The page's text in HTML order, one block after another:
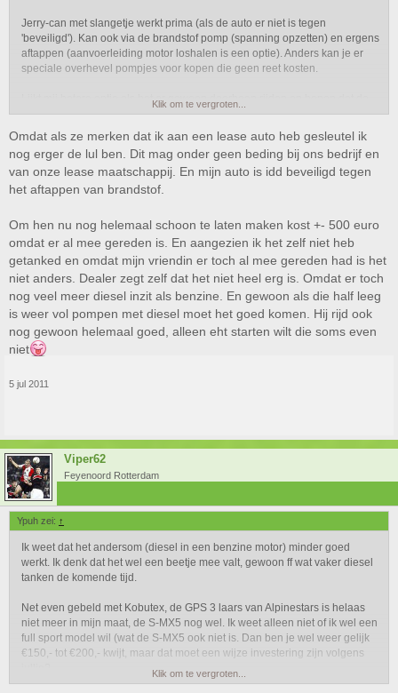
Jerry-can met slangetje werkt prima (als de auto er niet is tegen
'beveiligd'). Kan ook via de brandstof pomp (spanning opzetten) en ergens
aftappen (aanvoerleiding motor loshalen is een optie). Anders kan je er
speciale overhevel pompjes voor kopen die geen reet kosten.
Lijkt mij betere optie als het er gewoon doorheen rijden en hopen dat de
motor zich niet verslikt of ergens vervuild
Klik om te vergroten...
Omdat als ze merken dat ik aan een lease auto heb gesleutel ik
nog erger de lul ben. Dit mag onder geen beding bij ons bedrijf en
van onze lease maatschappij. En mijn auto is idd beveiligd tegen
het aftappen van brandstof.
Om hen nu nog helemaal schoon te laten maken kost +- 500 euro
omdat er al mee gereden is. En aangezien ik het zelf niet heb
getanked en omdat mijn vriendin er toch al mee gereden had is het
niet anders. Dealer zegt zelf dat het niet heel erg is. Omdat er toch
nog veel meer diesel inzit als benzine. En gewoon als die half leeg
is weer vol pompen met diesel moet het goed komen. Hij rijd ook
nog gewoon helemaal goed, alleen eht starten wilt die soms even
niet
5 jul 2011
Viper62
Feyenoord Rotterdam
Ypuh zei: ↑
Ik weet dat het andersom (diesel in een benzine motor) minder goed
werkt. Ik denk dat het wel een beetje mee valt, gewoon ff wat vaker diesel
tanken de komende tijd.
Net even gebeld met Kobutex, de GPS 3 laars van Alpinestars is helaas
niet meer in mijn maat, de S-MX5 nog wel. Ik weet alleen niet of ik wel een
full sport model wil (wat de S-MX5 ook niet is. Dan ben je wel weer gelijk
€150,- tot €200,- kwijt, maar dat moet een wijze investering zijn volgens
Klik om te vergroten...